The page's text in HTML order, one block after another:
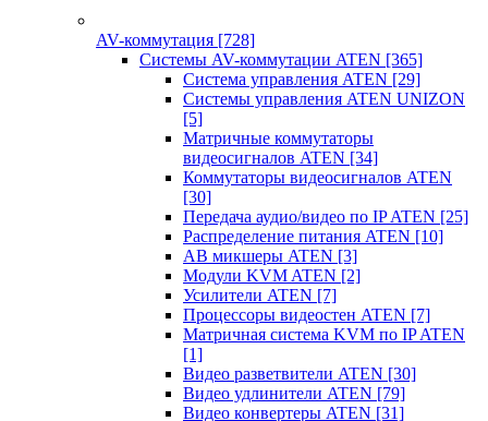
AV-коммутация [728]
Системы AV-коммутации ATEN [365]
Система управления ATEN [29]
Системы управления ATEN UNIZON
[5]
Матричные коммутаторы
видеосигналов ATEN [34]
Коммутаторы видеосигналов ATEN
[30]
Передача аудио/видео по IP ATEN [25]
Распределение питания ATEN [10]
АВ микшеры ATEN [3]
Модули KVM ATEN [2]
Усилители ATEN [7]
Процессоры видеостен ATEN [7]
Матричная система KVM по IP ATEN
[1]
Видео разветвители ATEN [30]
Видео удлинители ATEN [79]
Видео конвертеры ATEN [31]